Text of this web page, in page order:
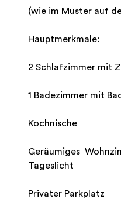
(wie im Muster auf
Hauptmerkmale:
2 Schlafzimmer mit
1 Badezimmer mit
Kochnische
Geräumiges
Tageslicht
Privater Parkplatz